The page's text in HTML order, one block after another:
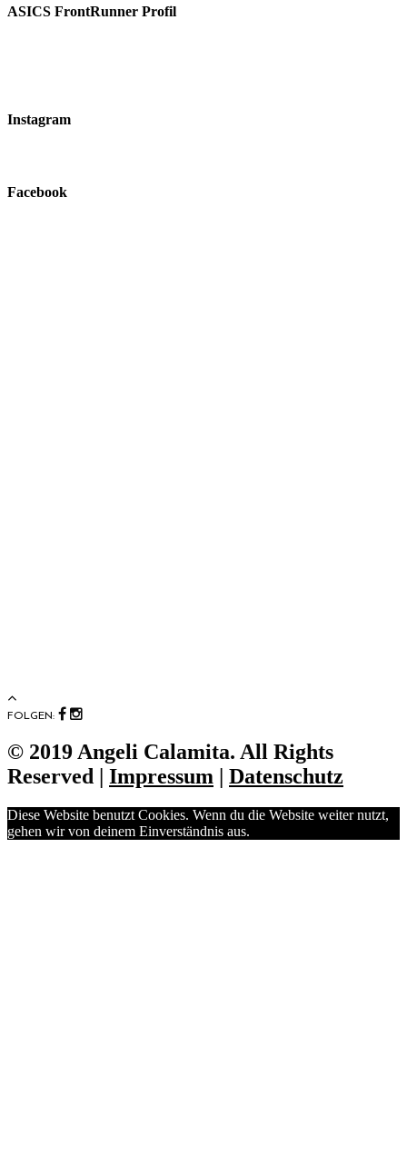
ASICS FrontRunner Profil
Instagram
Facebook
FOLGEN:
© 2019 Angeli Calamita. All Rights
Reserved | Impressum Datenschutz
Diese Website benutzt Cookies. Wenn du die Website weiter nutzt,
gehen wir von deinem Einverständnis aus.